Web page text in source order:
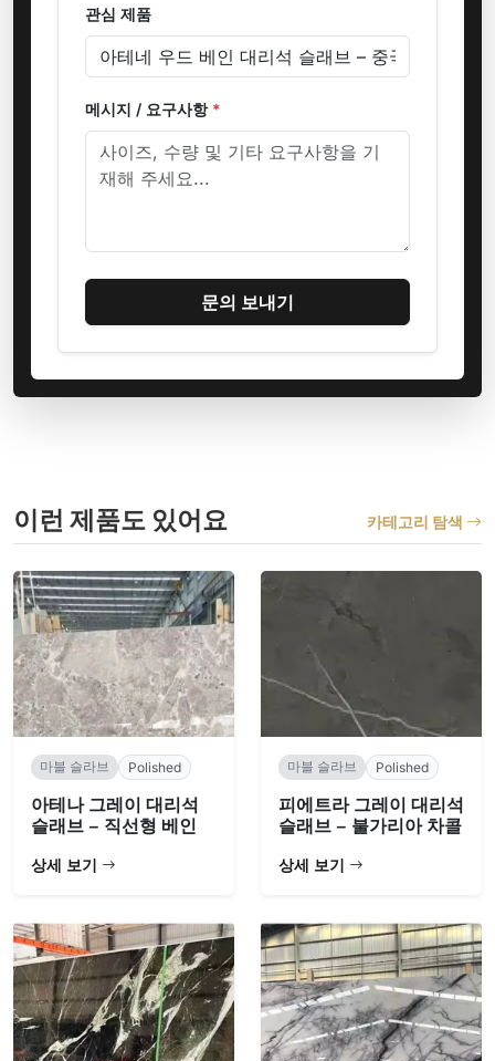
관심 제품
메시지 / 요구사항 *
문의 보내기
이런 제품도 있어요 카테고리 탐색
마블 슬라브 Polished
아테나 그레이 대리석
슬래브 – 직선형 베인
상세 보기
마블 슬라브 Polished
피에트라 그레이 대리석
슬래브 – 불가리아 차콜
상세 보기